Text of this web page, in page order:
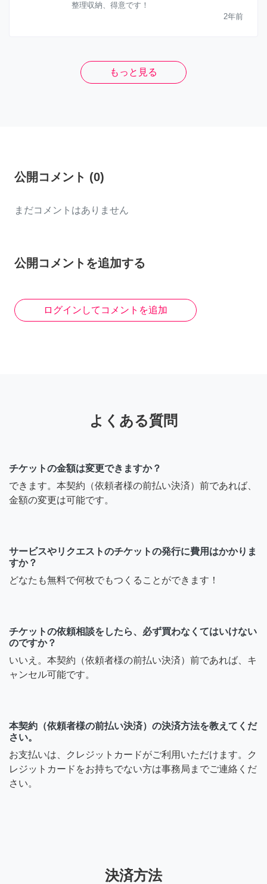
整理収納、得意です！
2年前
もっと見る
公開コメント (0)
まだコメントはありません
公開コメントを追加する
ログインしてコメントを追加
よくある質問
チケットの金額は変更できますか？
できます。本契約（依頼者様の前払い決済）前であれば、
金額の変更は可能です。
サービスやリクエストのチケットの発行に費用はかかりま
すか？
どなたも無料で何枚でもつくることができます！
チケットの依頼相談をしたら、必ず買わなくてはいけない
のですか？
いいえ。本契約（依頼者様の前払い決済）前であれば、キ
ャンセル可能です。
本契約（依頼者様の前払い決済）の決済方法を教えてくだ
さい。
お支払いは、クレジットカードがご利用いただけます。ク
レジットカードをお持ちでない方は事務局までご連絡くだ
さい。
決済方法